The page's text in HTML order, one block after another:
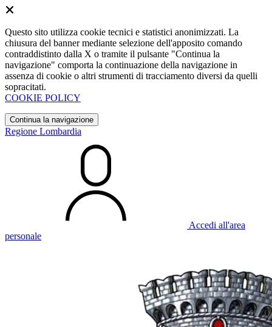
Questo sito utilizza cookie tecnici e statistici anonimizzati. La
chiusura del banner mediante selezione dell'apposito comando
contraddistinto dalla X o tramite il pulsante "Continua la
navigazione" comporta la continuazione della navigazione in
assenza di cookie o altri strumenti di tracciamento diversi da quelli
sopracitati.
COOKIE POLICY
Continua la navigazione
Regione Lombardia
Accedi all'area
personale